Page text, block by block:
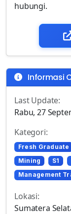
hubungi.
Informasi
Last Update:
Rabu, 27
Kategori:
Fresh Graduate
Mining
S1
Management
Lokasi:
Sumatera